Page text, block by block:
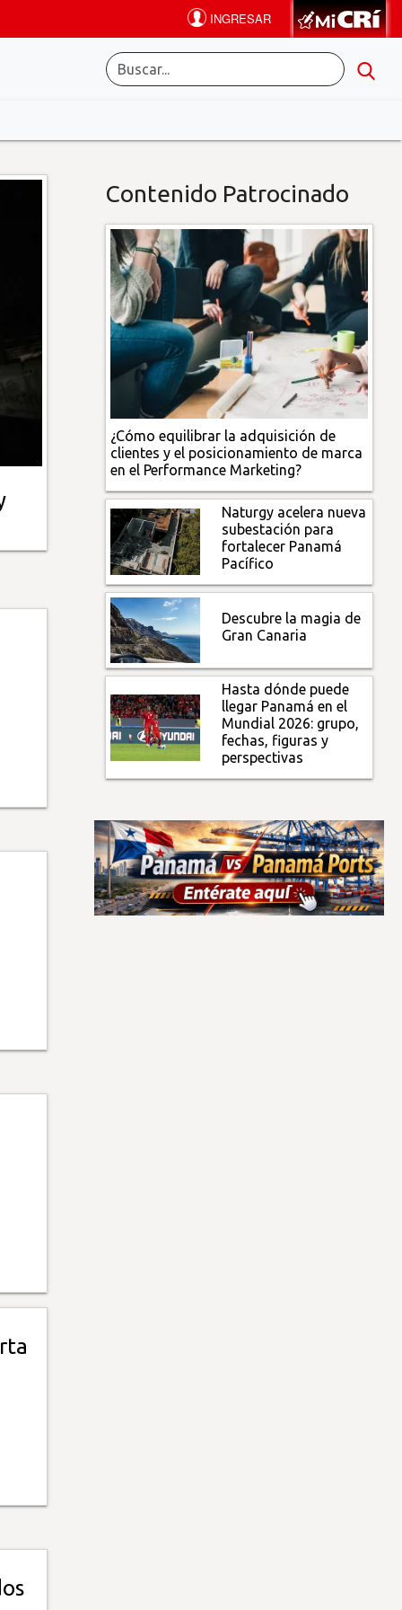
Contenido Patrocinado
¿Cómo equilibrar la adquisición de
clientes y el posicionamiento de marca
en el Performance Marketing?
Naturgy acelera nueva
subestación para
fortalecer Panamá
Pacífico
Descubre la magia de
Gran Canaria
Hasta dónde puede
llegar Panamá en el
Mundial 2026: grupo,
fechas, figuras y
perspectivas